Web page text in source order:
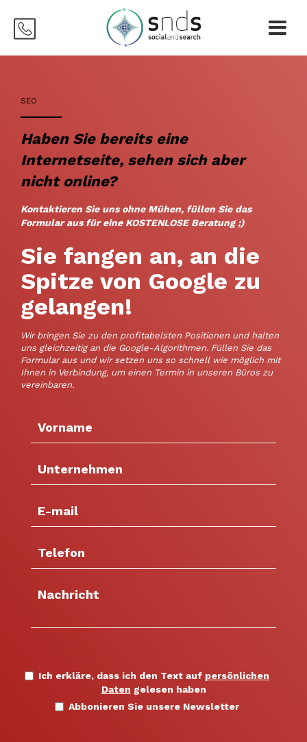
SEO
Haben Sie bereits eine
Internetseite, sehen sich aber
nicht online?
Kontaktieren Sie uns ohne Mühen, füllen Sie das
Formular aus für eine KOSTENLOSE Beratung ;)
Sie fangen an, an die
Spitze von Google zu
gelangen!
Wir bringen Sie zu den profitabelsten Positionen und halten
uns gleichzeitig an die Google-Algorithmen. Füllen Sie das
Formular aus und wir setzen uns so schnell wie möglich mit
Ihnen in Verbindung, um einen Termin in unseren Büros zu
vereinbaren.
Ich erkläre, dass ich den Text auf persönlichen
Daten gelesen haben
Abbonieren Sie unsere Newsletter